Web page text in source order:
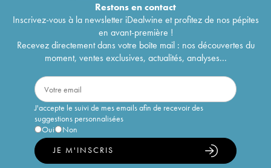
Restons encontact
Inscrivez-vous à la newsletter iDealwine et profitez de nos pépites
en avant-première !
Recevez directement dans votre boîte mail : nos découvertes du
moment, ventes exclusives, actualités, analyses...
J'accepte le suivi de mes emails afin de recevoir des
suggestions personnalisées
Oui
Non
JE M'INSCRIS